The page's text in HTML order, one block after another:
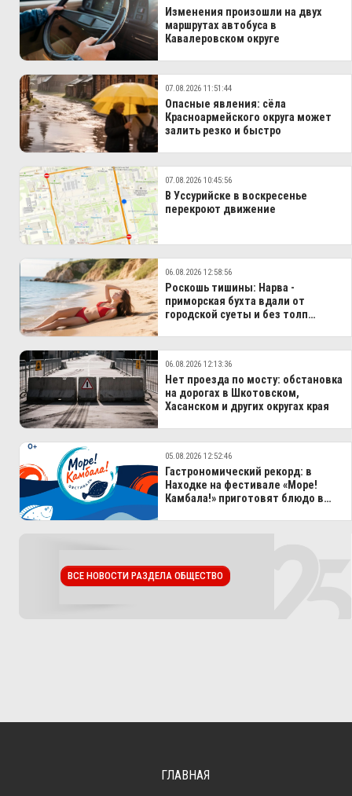
Изменения произошли на двух
маршрутах автобуса в
Кавалеровском округе
07.08.2026 11:51:44
Опасные явления: сёла
Красноармейского округа может
залить резко и быстро
07.08.2026 10:45:56
В Уссурийске в воскресенье
перекроют движение
06.08.2026 12:58:56
Роскошь тишины: Нарва -
приморская бухта вдали от
городской суеты и без толп
06.08.2026 12:13:36
Нет проезда по мосту: обстановка
на дорогах в Шкотовском,
Хасанском и других округах края
05.08.2026 12:52:46
Гастрономический рекорд: в
Находке на фестивале «Море!
Камбала!» приготовят блюдо в
ВСЕ НОВОСТИ РАЗДЕЛА ОБЩЕСТВО
ГЛАВНАЯ